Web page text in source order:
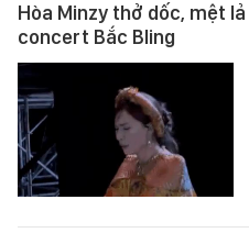
Hòa Minzy thở dốc, mệt
concert Bắc Bling